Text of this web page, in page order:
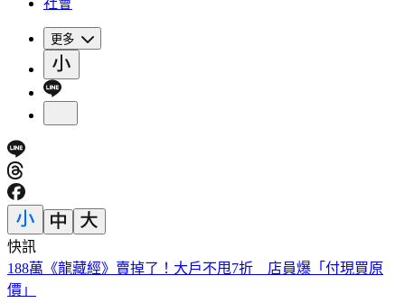
社會
更多
快訊
遠見天下創辦人高希均90歲辭世！「長壽5秘訣」曝 醫生也
認同